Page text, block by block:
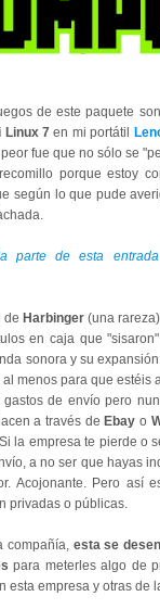
de este paquete
Linux 7en mi portátil
fue que no sólo se
porque estoy
según lo que pude
parte de esta
de Harbinger(una
en caja que
sonora y su
menos para que
de envío pero
a través deEbay o
la empresa te pierde o
a no ser que hayas
Acojonante. Pero así
privadas o públicas.
compañía, esta se
para meterles algo de
esta empresa y otras de